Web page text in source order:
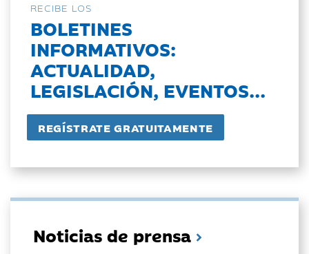
RECIBE LOS
BOLETINES
INFORMATIVOS:
ACTUALIDAD,
LEGISLACIÓN, EVENTOS...
Noticias de prensa